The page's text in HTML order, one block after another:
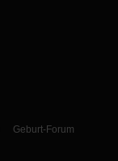
Geburt-Forum